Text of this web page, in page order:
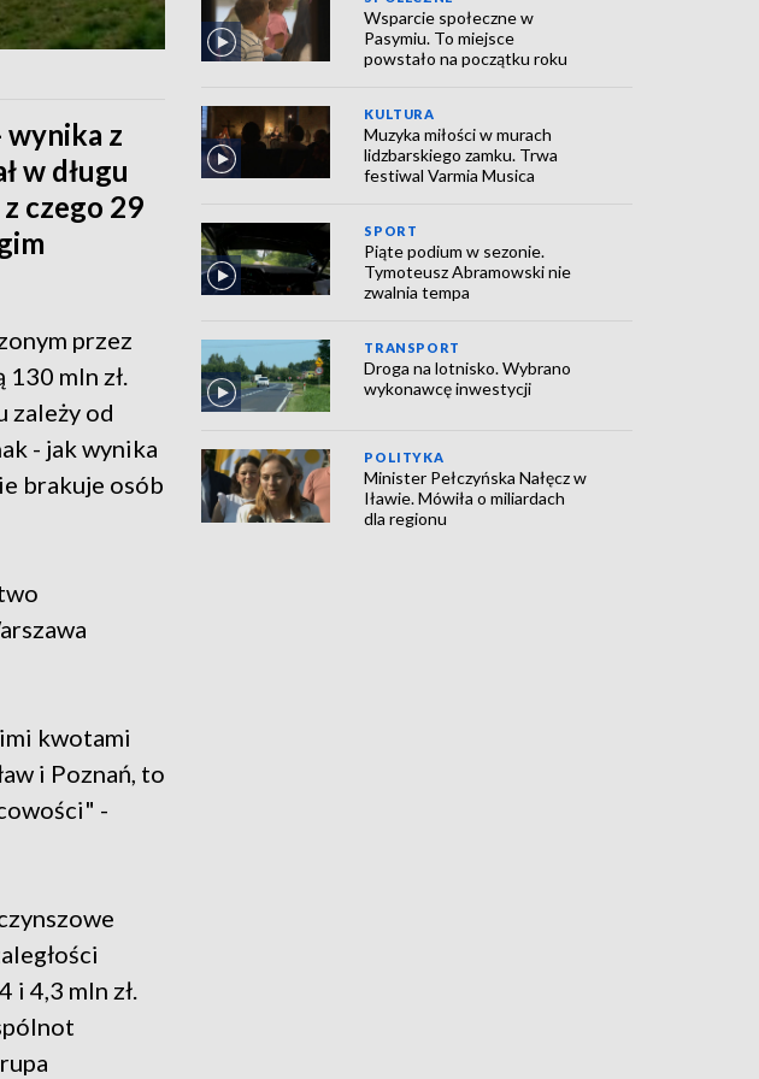
wynika z
w długu
czego 29
przez
mln zł.
zależy od
- jak wynika
brakuje osób
kwotami
i Poznań, to
-
i 4,3 mln zł.
Wsparcie społeczne w
Pasymiu. To miejsce
powstało na początku roku
KULTURA
Muzyka miłości w murach
lidzbarskiego zamku. Trwa
festiwal Varmia Musica
SPORT
Piąte podium w sezonie.
Tymoteusz Abramowski nie
zwalnia tempa
TRANSPORT
Droga na lotnisko. Wybrano
wykonawcę inwestycji
POLITYKA
Minister Pełczyńska Nałęcz w
Iławie. Mówiła o miliardach
dla regionu